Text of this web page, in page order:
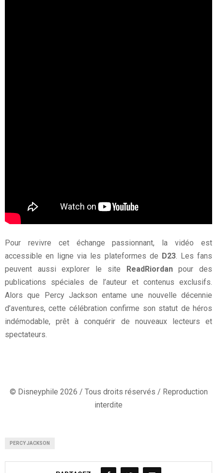
Pour revivre cet échange passionnant, la vidéo est
accessible en ligne via les plateformes de D23. Les fans
peuvent aussi explorer le site ReadRiordanpour des
publications spéciales de l’auteur et contenus exclusifs.
Alors que Percy Jackson entame une nouvelle décennie
d’aventures, cette célébration confirme son statut de héros
indémodable, prêt à conquérir de nouveaux lecteurs et
spectateurs.
© Disneyphile 2026 / Tous droits réservés / Reproduction
interdite
PERCY JACKSON